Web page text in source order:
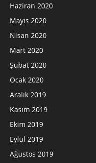
Haziran 2020
Mayıs 2020
Nisan 2020
Mart 2020
Şubat 2020
Ocak 2020
Aralık 2019
Kasım 2019
Ekim 2019
Eylül 2019
Ağustos 2019